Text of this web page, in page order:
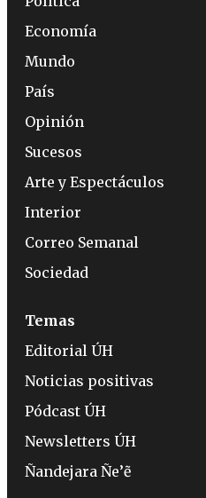
Economía
Mundo
País
Opinión
Sucesos
Arte y Espectáculos
Interior
Correo Semanal
Sociedad
Temas
Editorial ÚH
Noticias positivas
Pódcast ÚH
Newsletters ÚH
Ñandejara Ñe’ẽ